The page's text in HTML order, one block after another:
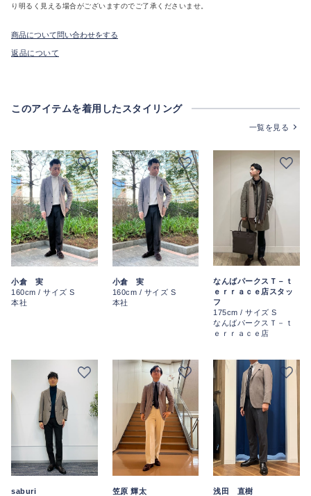
り明るく見える場合がございますのでご了承くださいませ。
商品について問い合わせをする
返品について
このアイテムを着用したスタイリング
一覧を見る
小倉 実
160cm / サイズ S
本社
小倉 実
160cm / サイズ S
本社
なんばパークスＴ－ｔ
ｅｒｒａｃｅ店スタッ
フ
175cm / サイズ S
なんばパークスＴ－ｔ
ｅｒｒａｃｅ店
saburi
笠原 輝太
浅田 直樹